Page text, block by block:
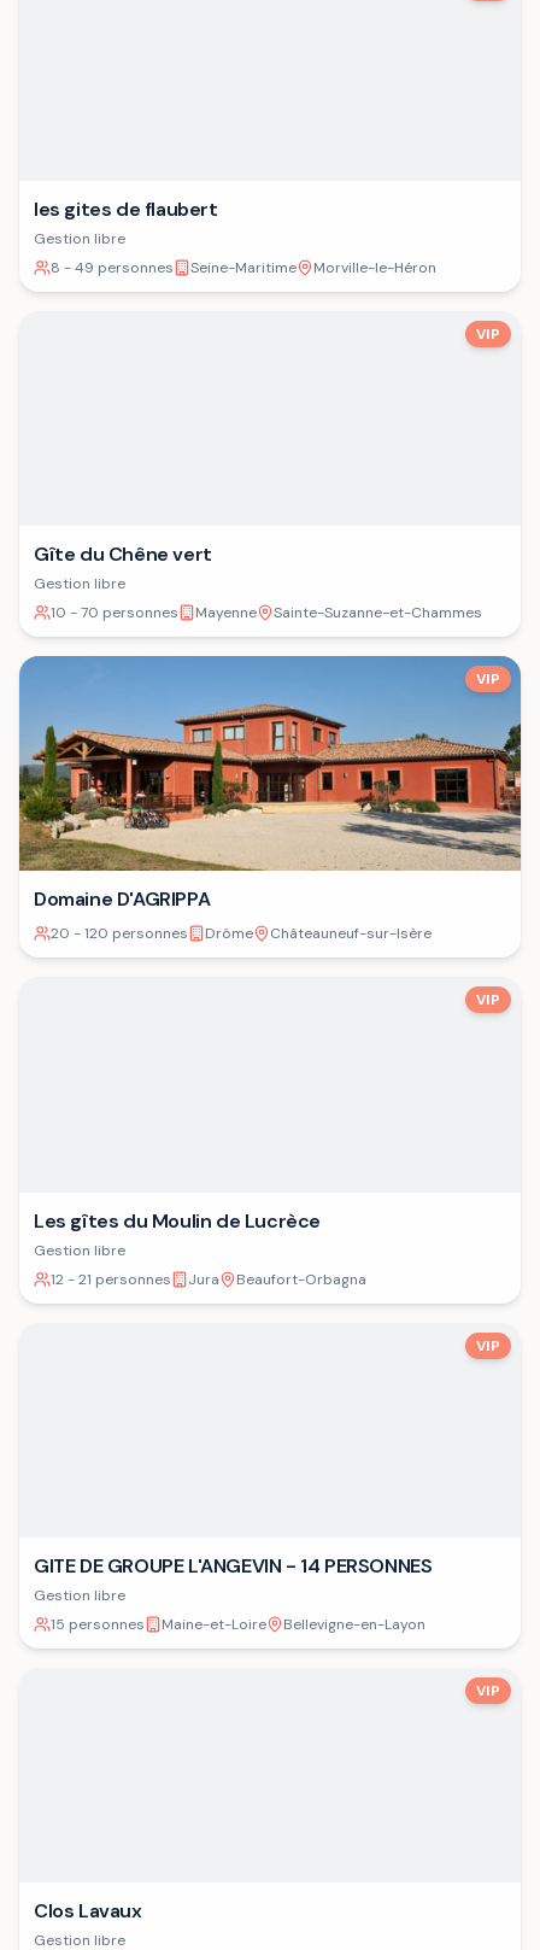
les gites de flaubert
Gestion libre
8 - 49 personnes
Seine-Maritime Morville-le-Héron
VIP
Gîte du Chêne vert
Gestion libre
10 - 70 personnes
Mayenne Sainte-Suzanne-et-Chammes
VIP
Domaine D'AGRIPPA
20 - 120 personnes Drôme Châteauneuf-sur-Isère
VIP
Les gîtes du Moulin de Lucrèce
Gestion libre
12 - 21 personnes
Jura Beaufort-Orbagna
VIP
GITE DE GROUPE L'ANGEVIN - 14 PERSONNES
Gestion libre
15 personnes
Maine-et-Loire Bellevigne-en-Layon
VIP
Clos Lavaux
Gestion libre